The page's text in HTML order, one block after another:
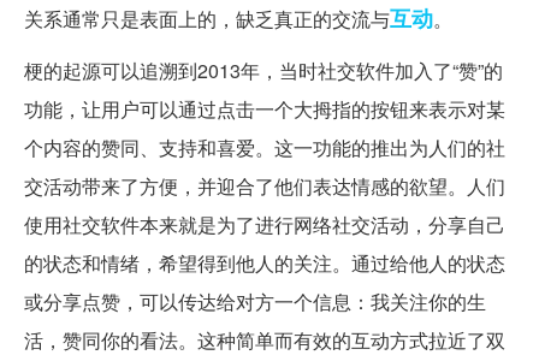
关系通常只是表面上的，缺乏真正的交流与互动。
梗的起源可以追溯到2013年，当时社交软件加入了“赞”的
功能，让用户可以通过点击一个大拇指的按钮来表示对某
个内容的赞同、支持和喜爱。这一功能的推出为人们的社
交活动带来了方便，并迎合了他们表达情感的欲望。人们
使用社交软件本来就是为了进行网络社交活动，分享自己
的状态和情绪，希望得到他人的关注。通过给他人的状态
或分享点赞，可以传达给对方一个信息：我关注你的生
活，赞同你的看法。这种简单而有效的互动方式拉近了双